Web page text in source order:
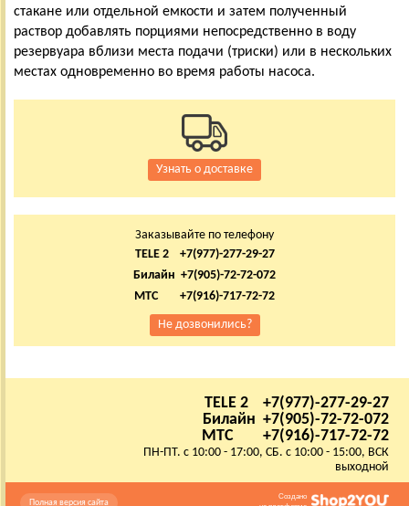
стакане или отдельной емкости и затем полученный
раствор добавлять порциями непосредственно в воду
резервуара вблизи места подачи (триски) или в нескольких
местах одновременно во время работы насоса.
Узнать о доставке
Заказывайте по телефону
TELE 2 +7(977)-277-29-27
Билайн +7(905)-72-72-072
МТС +7(916)-717-72-72
Не дозвонились?
TELE 2 +7(977)-277-29-27
Билайн +7(905)-72-72-072
МТС +7(916)-717-72-72
ПН-ПТ. с 10:00 - 17:00, СБ. с 10:00 - 15:00, ВСК
выходной
Создано
Полная версия сайта